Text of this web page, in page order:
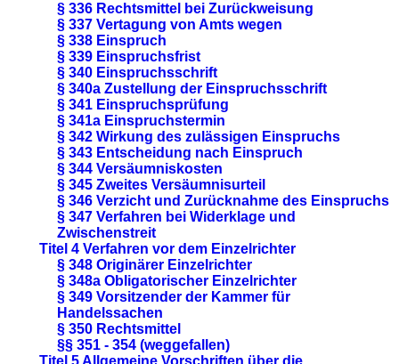
§ 336 Rechtsmittel bei Zurückweisung
§ 337 Vertagung von Amts wegen
§ 338 Einspruch
§ 339 Einspruchsfrist
§ 340 Einspruchsschrift
§ 340a Zustellung der Einspruchsschrift
§ 341 Einspruchsprüfung
§ 341a Einspruchstermin
§ 342 Wirkung des zulässigen Einspruchs
§ 343 Entscheidung nach Einspruch
§ 344 Versäumniskosten
§ 345 Zweites Versäumnisurteil
§ 346 Verzicht und Zurücknahme des Einspruchs
§ 347 Verfahren bei Widerklage und
Zwischenstreit
Titel 4 Verfahren vor dem Einzelrichter
§ 348 Originärer Einzelrichter
§ 348a Obligatorischer Einzelrichter
§ 349 Vorsitzender der Kammer für
Handelssachen
§ 350 Rechtsmittel
§§ 351 - 354 (weggefallen)
Titel 5 Allgemeine Vorschriften über die